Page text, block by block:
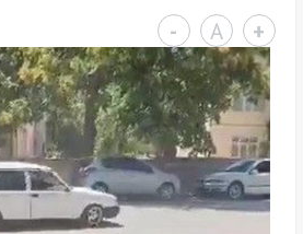
- A +